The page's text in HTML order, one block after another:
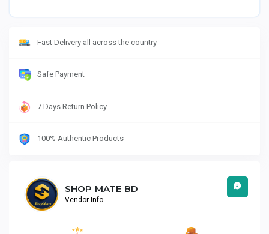
Fast Delivery all across the country
Safe Payment
7 Days Return Policy
100% Authentic Products
SHOP MATE BD
Vendor Info